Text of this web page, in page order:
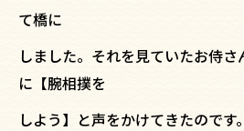
て橋に
しました。それを見ていたお侍
に【腕相撲を
しよう】と声をかけてきたので